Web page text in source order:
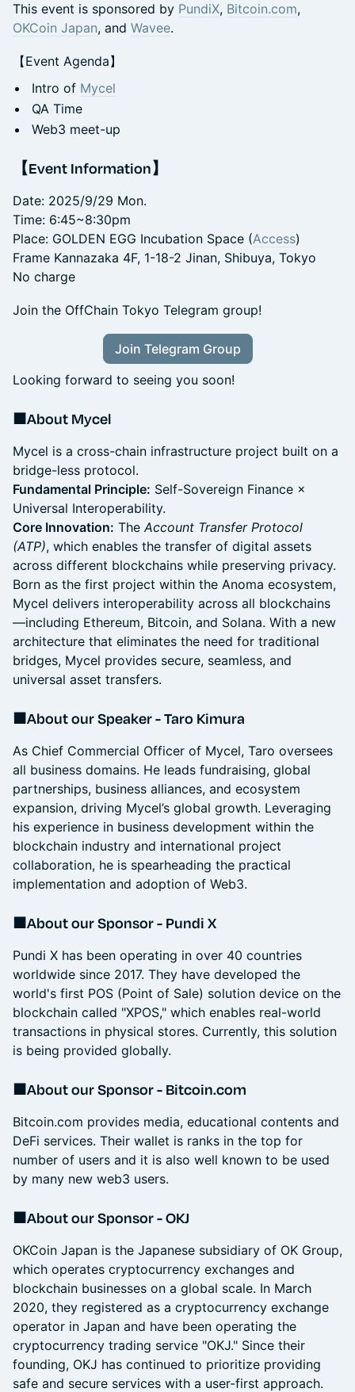
This event is sponsored by PundiX, Bitcoin.com,
OKCoin Japan, and Wavee.
【Event Agenda】
Intro of Mycel
QA Time
Web3 meet-up
【Event Information】
Date: 2025/9/29 Mon.
Time: 6:45~8:30pm
Place: GOLDEN EGG Incubation Space (Access)
Frame Kannazaka 4F, 1-18-2 Jinan, Shibuya, Tokyo
No charge
Join the OffChain Tokyo Telegram group!
Join Telegram Group
Looking forward to seeing you soon!
■About Mycel
Mycel is a cross-chain infrastructure project built on a
bridge-less protocol.
Fundamental Principle: Self-Sovereign Finance ×
Universal Interoperability.
Core Innovation: TheAccount Transfer Protocol
(ATP), which enables the transfer of digital assets
across different blockchains while preserving privacy.
Born as the first project within the Anoma ecosystem,
Mycel delivers interoperability across all blockchains
—including Ethereum, Bitcoin, and Solana. With a new
architecture that eliminates the need for traditional
bridges, Mycel provides secure, seamless, and
universal asset transfers.
■Aboutour Speaker - Taro Kimura
As Chief Commercial Officer of Mycel, Taro oversees
all business domains. He leads fundraising, global
partnerships, business alliances, and ecosystem
expansion, driving Mycel’s global growth. Leveraging
his experience in business development within the
blockchain industry and international project
collaboration, he is spearheading the practical
implementation and adoption of Web3.
■About our Sponsor - Pundi X
Pundi X has been operating in over 40 countries
worldwide since 2017. They have developed the
world's first POS (Point of Sale) solution device on the
blockchain called "XPOS," which enables real-world
transactions in physical stores. Currently, this solution
is being provided globally.
■About our Sponsor - Bitcoin.com
Bitcoin.com provides media, educational contents and
DeFi services. Their wallet is ranks in the top for
number of users and it is also well known to be used
by many new web3 users.
■About our Sponsor - OKJ
OKCoin Japan is the Japanese subsidiary of OK Group,
which operates cryptocurrency exchanges and
blockchain businesses on a global scale. In March
2020, they registered as a cryptocurrency exchange
operator in Japan and have been operating the
cryptocurrency trading service "OKJ." Since their
founding, OKJ has continued to prioritize providing
safe and secure services with a user-first approach.